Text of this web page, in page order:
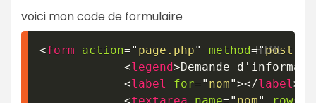
voici mon code de formulaire
<form action=" page.php" method="post
<legend>Demande
<label for=" nom"></label>